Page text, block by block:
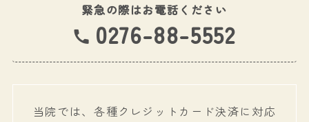
緊急の際はお電話ください
0276-88-5552
当院では、各種クレジットカード決済に対応